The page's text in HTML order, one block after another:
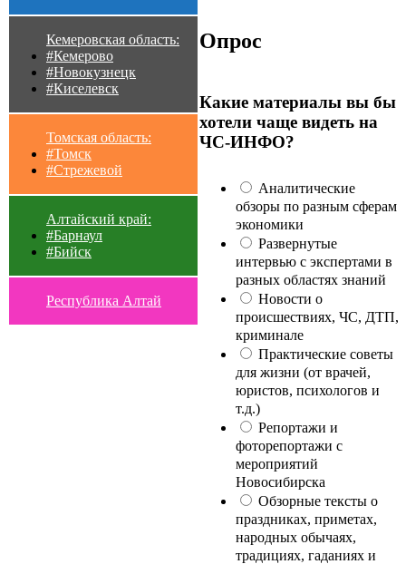
Кемеровская область:
#Кемерово
#Новокузнецк
#Киселевск
Томская область:
#Томск
#Стрежевой
Алтайский край:
#Барнаул
#Бийск
Республика Алтай
Опрос
Какие материалы вы бы
хотели чаще видеть на
ЧС-ИНФО?
Аналитические
обзоры по разным сферам
экономики
Развернутые
интервью с экспертами в
разных областях знаний
Новости о
происшествиях, ЧС, ДТП,
криминале
Практические советы
для жизни (от врачей,
юристов, психологов и
т.д.)
Репортажи и
фоторепортажи с
мероприятий
Новосибирска
Обзорные тексты о
праздниках, приметах,
народных обычаях,
традициях, гаданиях и